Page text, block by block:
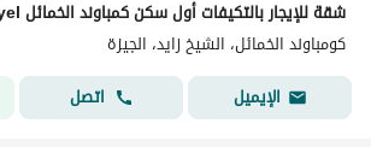
كومباوند الخمائل، الشيخ زايد، الجيزة
الإيميل
اتصل